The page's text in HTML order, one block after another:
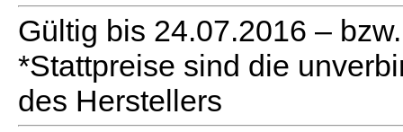
Gültig bis 24.07.2016 –
*Stattpreise sind die
des Herstellers